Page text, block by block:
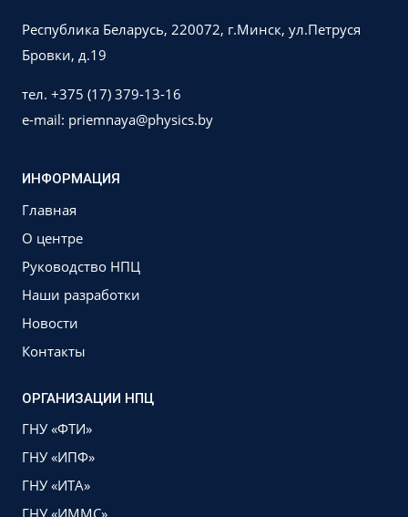
Республика Беларусь, 220072, г.Минск, ул.Петруся
Бровки, д.19
тел. +375 (17) 379-13-16
e-mail: priemnaya@physics.by
ИНФОРМАЦИЯ
Главная
О центре
Руководство НПЦ
Наши разработки
Новости
Контакты
ОРГАНИЗАЦИИ НПЦ
ГНУ «ФТИ»
ГНУ «ИПФ»
ГНУ «ИТА»